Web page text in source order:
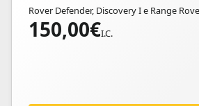
Rover Defender, Discovery I e Range
150,00€I.C.